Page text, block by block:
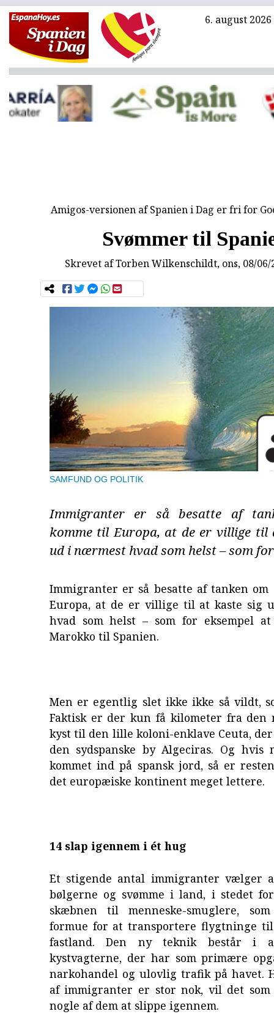
6. august 2026
Amigos-versionen af Spanien i Dag er fri for
Svømmer til
Skrevet afTorben Wilkenschildt, ons, 08/
SAMFUND OG POLITIK
Immigranter er så besatte af
komme til Europa, at de er villige til
ud i nærmest hvad som helst – som
Immigranter er så besatte af tanken
Europa, at de er villige til at kaste sig
hvad som helst – som for eksempel
Marokko til Spanien.
Men er egentlig slet ikke ikke så vildt,
Faktisk er der kun få kilometer fra den
kyst til den lille koloni-enklave Ceuta,
den sydspanske by Algeciras. Og hvis
kommet ind på spansk jord, så er
det europæiske kontinent meget lettere.
14 slap igennem i ét hug
Et stigende antal immigranter vælger
bølgerne og svømme i land, i stedet
skæbnen til menneske-smuglere,
formue for at transportere flygtninge til
fastland. Den ny teknik består i
kystvagterne, der har som primære
narkohandel og ulovlig trafik på havet.
af immigranter er stor nok, vil det som
nogle af dem at slippe igennem.